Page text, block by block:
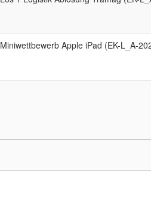
Miniwettbewerb Apple iPad (EK-L_A-